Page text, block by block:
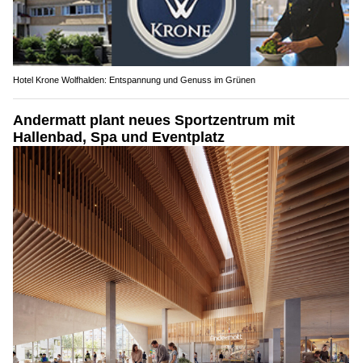
Hotel Krone Wolfhalden: Entspannung und Genuss im Grünen
Andermatt plant neues Sportzentrum mit
Hallenbad, Spa und Eventplatz